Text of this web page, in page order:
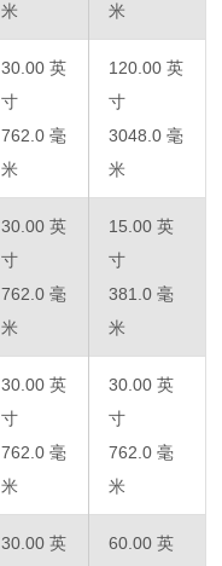
米
米
30.00 英
寸
762.0 毫
米
120.00 英
寸
3048.0 毫
米
30.00 英
寸
762.0 毫
米
15.00 英
寸
381.0 毫
米
30.00 英
寸
762.0 毫
米
30.00 英
寸
762.0 毫
米
30.00 英
60.00 英